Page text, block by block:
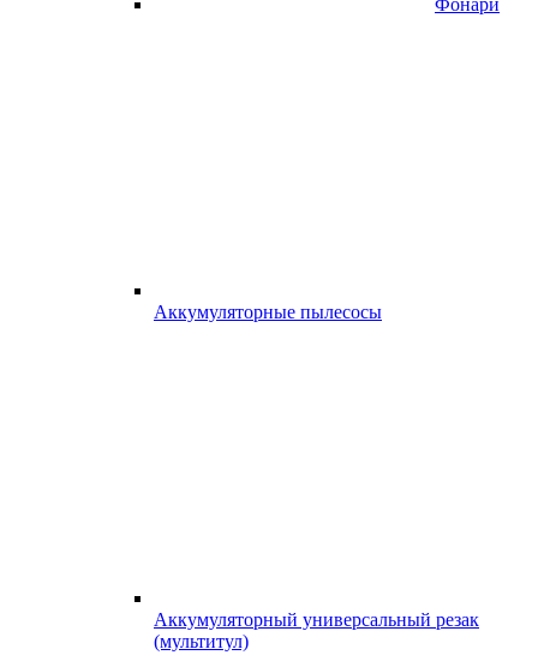
Фонари
Аккумуляторные пылесосы
Аккумуляторный универсальный резак
(мультитул)